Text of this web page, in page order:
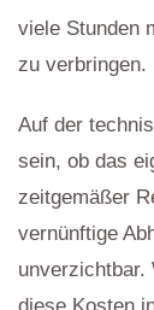
viele Stunden
zu verbringen.
Auf der
sein, ob das
zeitgemäßer
vernünftige
unverzichtbar.